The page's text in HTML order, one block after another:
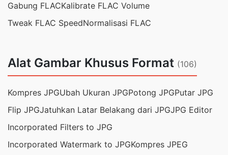
Gabung FLACKalibrate FLAC Volume
Tweak FLAC SpeedNormalisasi FLAC
Alat Gambar Khusus Format (106)
Kompres JPGUbah Ukuran JPGPotong JPGPutar JPG
Flip JPGJatuhkan Latar Belakang dari JPGJPG Editor
Incorporated Filters to JPG
Incorporated Watermark to JPGKompres JPEG